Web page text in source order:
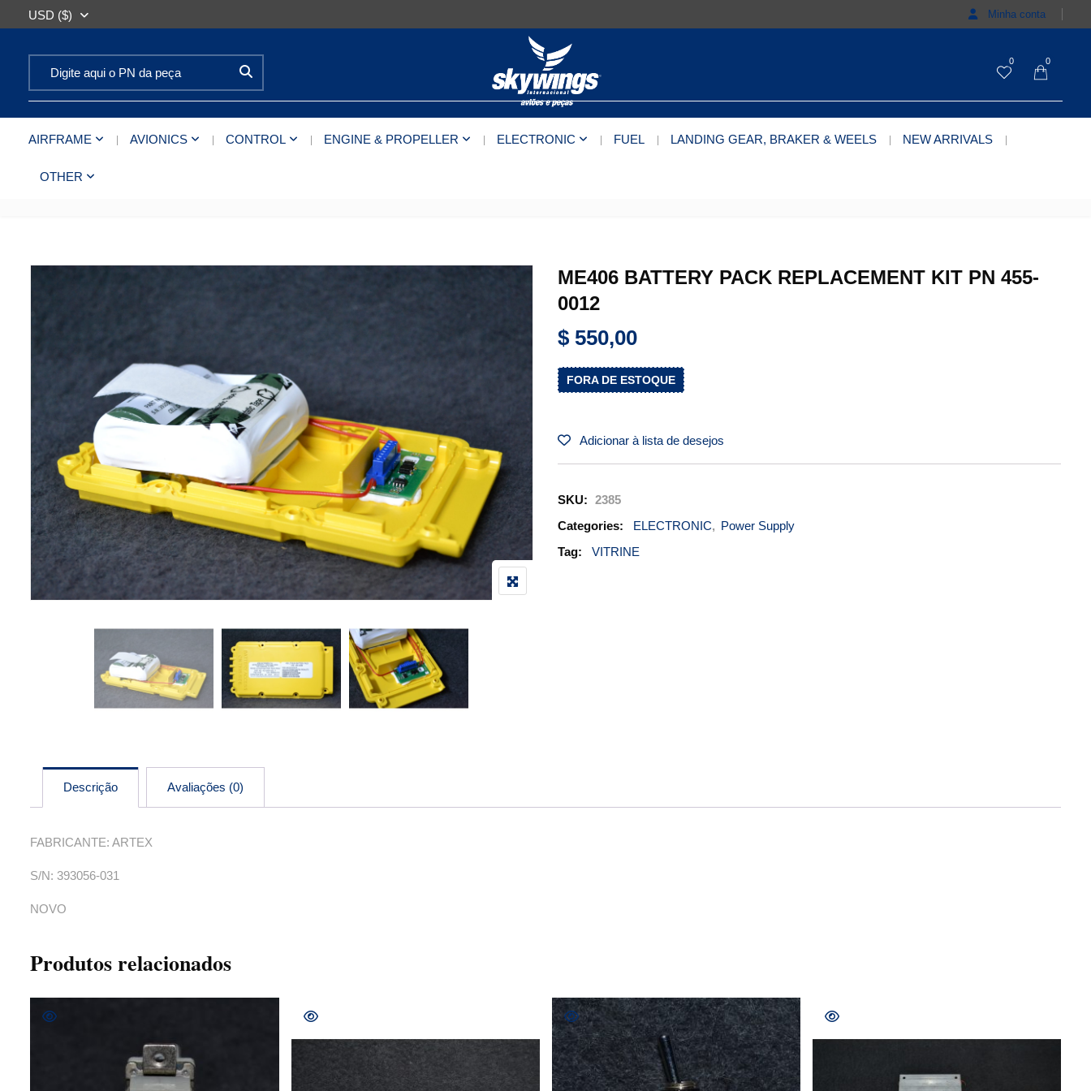
USD ($) Minha conta
0 0
AIRFRAME AVIONICS CONTROL ENGINE & PROPELLER ELECTRONIC FUEL LANDING GEAR, BRAKER & WEELS NEW ARRIVALS
OTHER
ME406 BATTERY PACK REPLACEMENT KIT PN 455-
0012
$ 550,00
FORA DE ESTOQUE
Adicionar à lista de desejos
SKU: 2385
Categories:
ELECTRONIC, Power Supply
Tag:
VITRINE
Descrição Avaliações (0)
FABRICANTE: ARTEX
S/N: 393056-031
NOVO
Produtos relacionados